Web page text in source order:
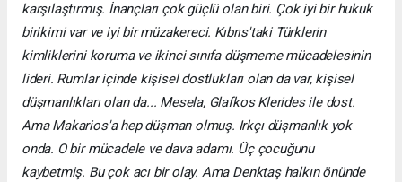
karşılaştırmış. İnançları çok güçlü olan biri. Çok iyi bir hukuk
birikimi var ve iyi bir müzakereci. Kıbrıs'taki Türklerin
kimliklerini koruma ve ikinci sınıfa düşmeme mücadelesinin
lideri. Rumlar içinde kişisel dostlukları olan da var, kişisel
düşmanlıkları olan da... Mesela, Glafkos Klerides ile dost.
Ama Makarios'a hep düşman olmuş. Irkçı düşmanlık yok
onda. O bir mücadele ve dava adamı. Üç çocuğunu
kaybetmiş. Bu çok acı bir olay. Ama Denktaş halkın önünde